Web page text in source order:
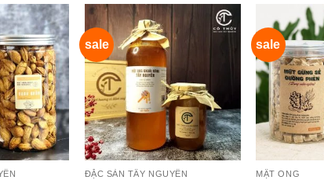
sale
ĐẶC SẢN TÂY NGUYÊN
sale
MẬT ONG